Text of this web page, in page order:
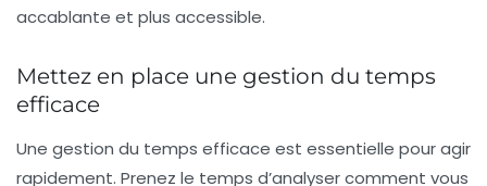
accablante et plus accessible.
Mettez en place une gestion du temps
efficace
Une gestion du temps efficace est essentielle pour agir
rapidement. Prenez le temps d’analyser comment vous